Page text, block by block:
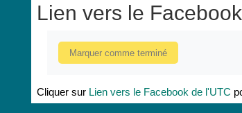
Lien vers le
Marquer comme terminé
Cliquer sur Lien vers le Facebook de l'UTC